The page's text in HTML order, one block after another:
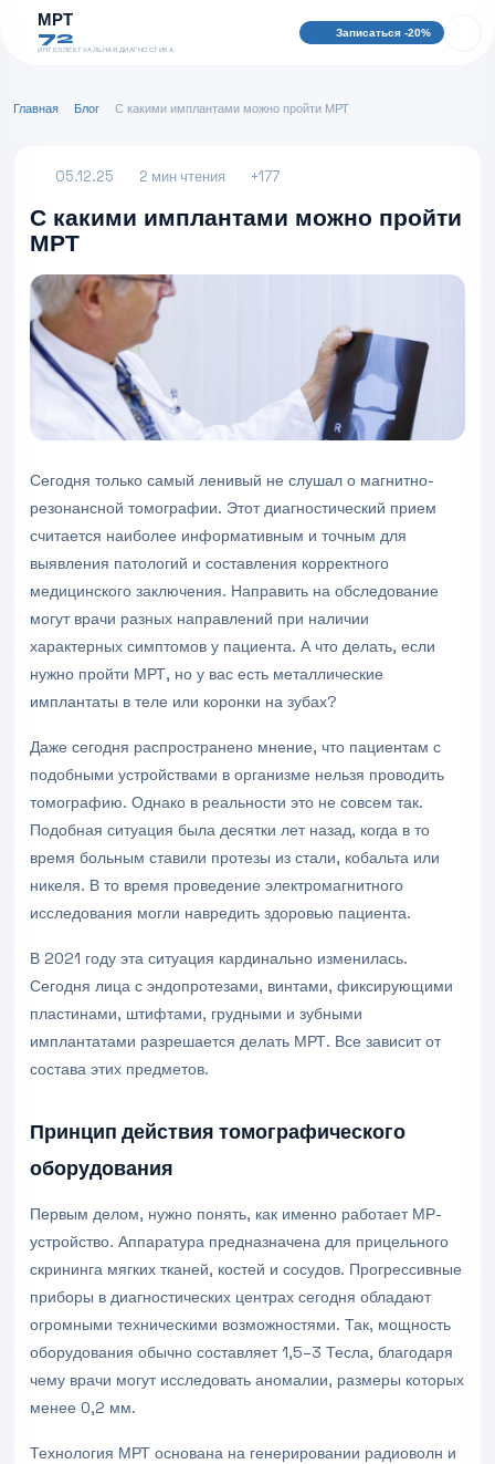
МРТ
72
ИНТЕЛЛЕКТУАЛЬНАЯ ДИАГНОСТИКА
Записаться -20%
Главная Блог С какими имплантами можно пройти МРТ
05.12.25 2 мин чтения +177
С какими имплантами можно пройти
МРТ
Сегодня только самый ленивый не слушал о магнитно-
резонансной томографии. Этот диагностический прием
считается наиболее информативным и точным для
выявления патологий и составления корректного
медицинского заключения. Направить на обследование
могут врачи разных направлений при наличии
характерных симптомов у пациента. А что делать, если
нужно пройти МРТ, но у вас есть металлические
имплантаты в теле или коронки на зубах?
Даже сегодня распространено мнение, что пациентам с
подобными устройствами в организме нельзя проводить
томографию. Однако в реальности это не совсем так.
Подобная ситуация была десятки лет назад, когда в то
время больным ставили протезы из стали, кобальта или
никеля. В то время проведение электромагнитного
исследования могли навредить здоровью пациента.
В 2021 году эта ситуация кардинально изменилась.
Сегодня лица с эндопротезами, винтами, фиксирующими
пластинами, штифтами, грудными и зубными
имплантатами разрешается делать МРТ. Все зависит от
состава этих предметов.
Принцип действия томографического
оборудования
Первым делом, нужно понять, как именно работает МР-
устройство. Аппаратура предназначена для прицельного
скрининга мягких тканей, костей и сосудов. Прогрессивные
приборы в диагностических центрах сегодня обладают
огромными техническими возможностями. Так, мощность
оборудования обычно составляет 1,5–3 Тесла, благодаря
чему врачи могут исследовать аномалии, размеры которых
менее 0,2 мм.
Технология МРТ основана на генерировании радиоволн и